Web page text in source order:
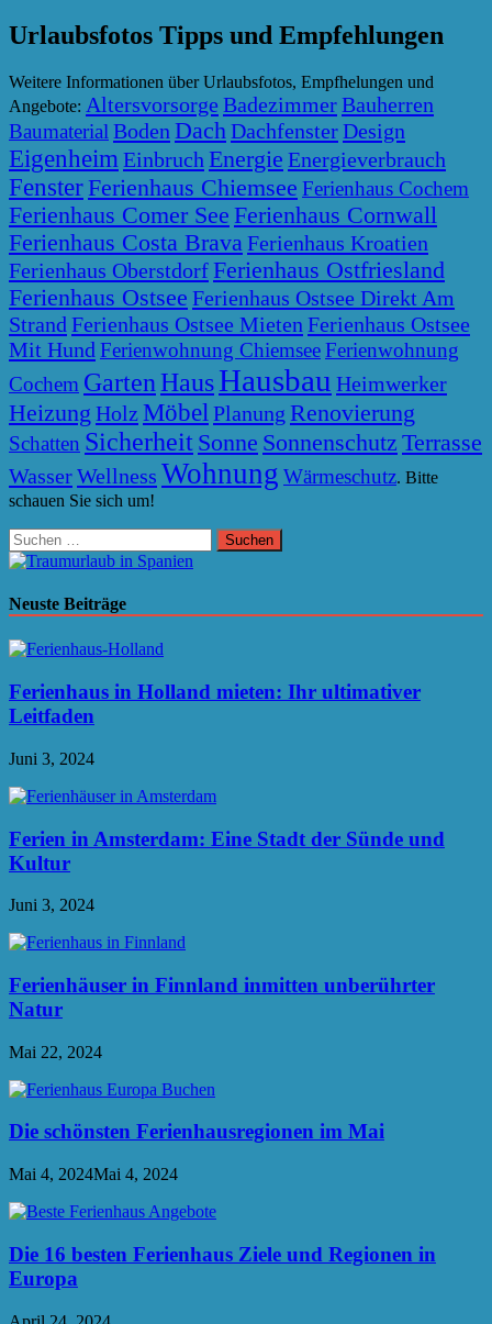
Urlaubsfotos Tipps und Empfehlungen
Weitere Informationen über Urlaubsfotos, Empfhelungen und
Angebote: Altersvorsorge BadezimmerBauherren
Baumaterial Boden DachDachfensterDesign
Eigenheim Einbruch Energie Energieverbrauch
FensterFerienhaus Chiemsee Ferienhaus Cochem
Ferienhaus Comer See Ferienhaus Cornwall
Ferienhaus Costa BravaFerienhaus Kroatien
Ferienhaus OberstdorfFerienhaus Ostfriesland
Ferienhaus Ostsee Ferienhaus Ostsee Direkt Am
Strand Ferienhaus Ostsee Mieten Ferienhaus Ostsee
Mit Hund Ferienwohnung ChiemseeFerienwohnung
Cochem GartenHausHausbau Heimwerker
Heizung HolzMöbel Planung Renovierung
Schatten Sicherheit Sonne Sonnenschutz Terrasse
WasserWellness Wohnung Wärmeschutz. Bitte
schauen Sie sich um!
Suchen
nach:
Neuste Beiträge
Ferienhaus in Holland mieten: Ihr ultimativer
Leitfaden
Juni 3, 2024
Ferien in Amsterdam: Eine Stadt der Sünde und
Kultur
Juni 3, 2024
Ferienhäuser in Finnland inmitten unberührter
Natur
Mai 22, 2024
Die schönsten Ferienhausregionen im Mai
Mai 4, 2024Mai 4, 2024
Die 16 besten Ferienhaus Ziele und Regionen in
Europa